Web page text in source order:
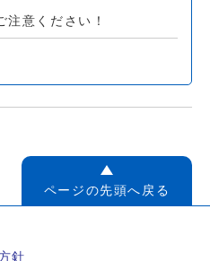
注意ください！
ページの先頭へ戻る
針